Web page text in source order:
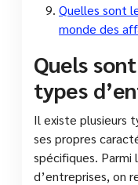
Quelles sont
monde des
Quels
types
Il existe plusieurs
ses propres
spécifiques. Parmi
d’entreprises, on